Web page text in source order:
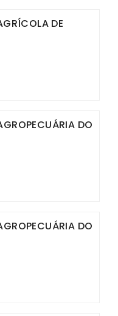
DE
DO
DO